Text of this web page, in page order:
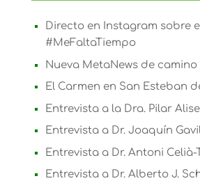
Directo en Instagram sobre
#MeFaltaTiempo
Nueva MetaNews de camino
El Carmen en San Esteban
Entrevista a la Dra. Pilar
Entrevista a Dr. Joaquín
Entrevista a Dr. Antoni Celià-
Entrevista a Dr. Alberto J.